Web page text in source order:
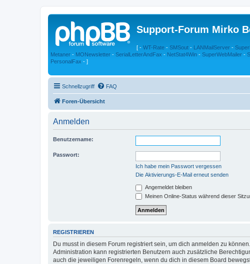
Support-Forum Mirko
[ - WT-Rate - SMSout - LANMailServer -
Metaner - MONewsletter - SerialLetterAndFax - NetStat4Win - SuperWebMailer -
PersonalFax - ]
Schnellzugriff FAQ
Foren-Übersicht
Anmelden
Benutzername:
Passwort:
Ich habe mein Passwort vergessen
Die Aktivierungs-E-Mail erneut senden
Angemeldet bleiben
Meinen Online-Status während dieser
REGISTRIEREN
Du musst in diesem Forum registriert sein, um dich anmelden zu
Administration kann registrierten Benutzern auch zusätzliche
auch die jeweiligen Forenregeln, wenn du dich in diesem Board